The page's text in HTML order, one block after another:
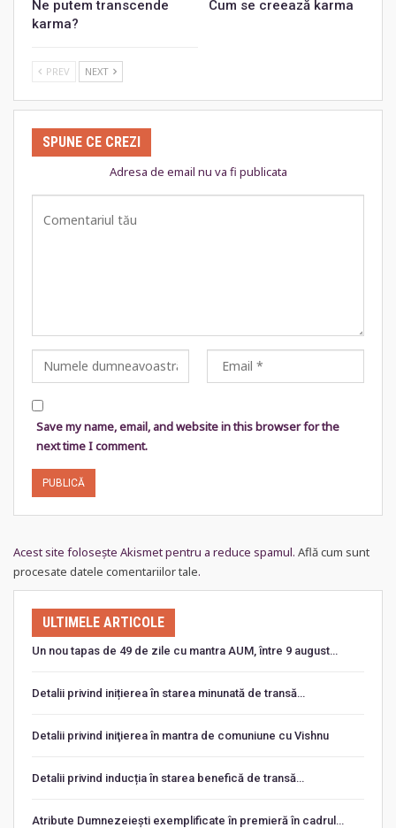
Ne putem transcende
karma?
Cum se creează karma
PREV NEXT
SPUNE CE CREZI
Adresa de email nu va fi publicata
Save my name, email, and website in this browser for the
next time I comment.
Acest site folosește Akismet pentru a reduce spamul. Află cum sunt
procesate datele comentariilor tale.
ULTIMELE ARTICOLE
Un nou tapas de 49 de zile cu mantra AUM, între 9 august…
Detalii privind inițierea în starea minunată de transă…
Detalii privind iniţierea în mantra de comuniune cu Vishnu
Detalii privind inducția în starea benefică de transă…
Atribute Dumnezeiești exemplificate în premieră în cadrul…